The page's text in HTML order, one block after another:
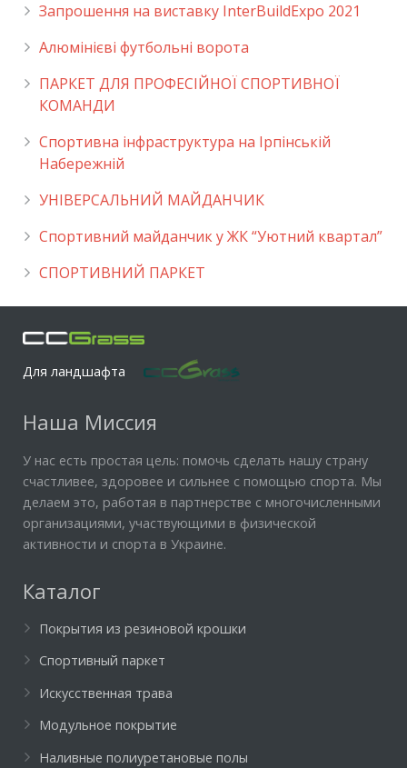
Запрошення на виставку InterBuildExpo 2021
Алюмінієві футбольні ворота
ПАРКЕТ ДЛЯ ПРОФЕСІЙНОЇ СПОРТИВНОЇ
КОМАНДИ
Спортивна інфраструктура на Ірпінській
Набережній
УНІВЕРСАЛЬНИЙ МАЙДАНЧИК
Cпортивний майданчик у ЖК “Уютний квартал”
СПОРТИВНИЙ ПАРКЕТ
Для ландшафта
Наша Миссия
У нас есть простая цель: помочь сделать нашу страну
счастливее, здоровее и сильнее с помощью спорта. Мы
делаем это, работая в партнерстве с многочисленными
организациями, участвующими в физической
активности и спорта в Украине.
Каталог
Покрытия из резиновой крошки
Спортивный паркет
Искусственная трава
Модульное покрытие
Наливные полиуретановые полы